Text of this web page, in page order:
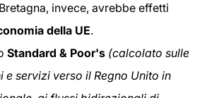
invece, avrebbe effetti
della UE.
Standard & Poor's (calcolato sulle
servizi verso il Regno Unito in